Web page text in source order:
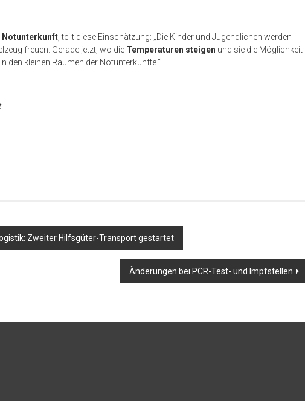
Notunterkunft , teilt diese Einschätzung: „Die Kinder und Jugendlichen werden
freuen. Gerade jetzt, wo die Temperaturen steigen und sie die Möglichkeit
den kleinen Räumen der Notunterkünfte.“
Zweiter Hilfsgüter-Transport gestartet
Änderungen bei PCR-Test- und Impfstellen